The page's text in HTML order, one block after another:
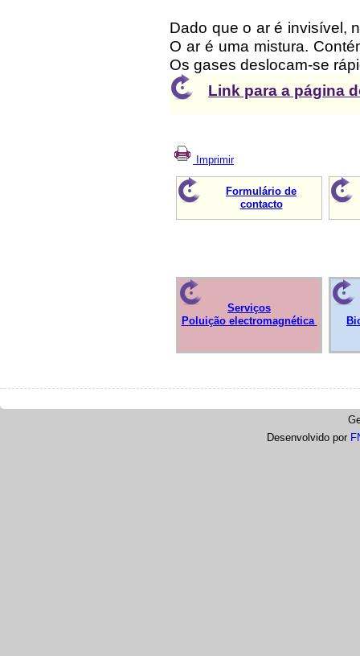
Dado que o ar é invisível,
O ar é uma mistura.
Os gases deslocam-se
Link para a página
Imprimir
Formulário de
contacto
Serviços
Poluição electromagnética
Desenvolvido por